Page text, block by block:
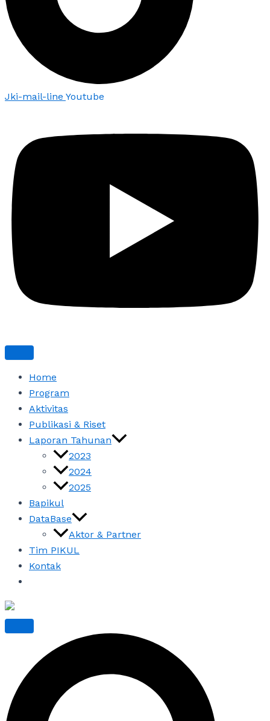
Jki-mail-line Youtube
Home
Program
Aktivitas
Publikasi & Riset
Laporan Tahunan
2023
2024
2025
Bapikul
DataBase
Aktor & Partner
Tim PIKUL
Kontak